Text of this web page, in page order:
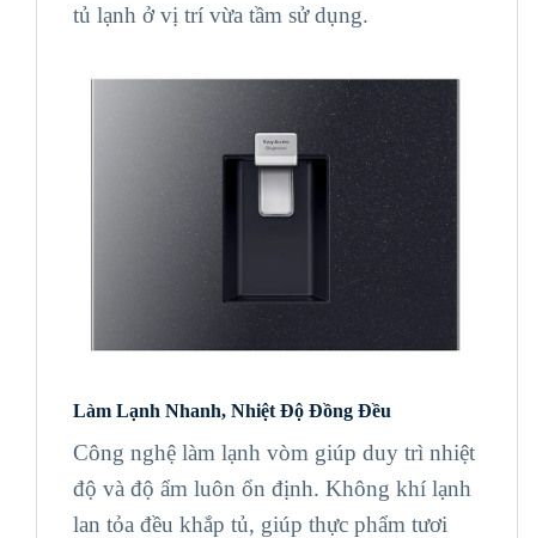
tủ lạnh ở vị trí vừa tầm sử dụng.
Làm Lạnh Nhanh, Nhiệt Độ Đồng Đều
Công nghệ làm lạnh vòm giúp duy trì nhiệt
độ và độ ẩm luôn ổn định. Không khí lạnh
lan tỏa đều khắp tủ, giúp thực phẩm tươi